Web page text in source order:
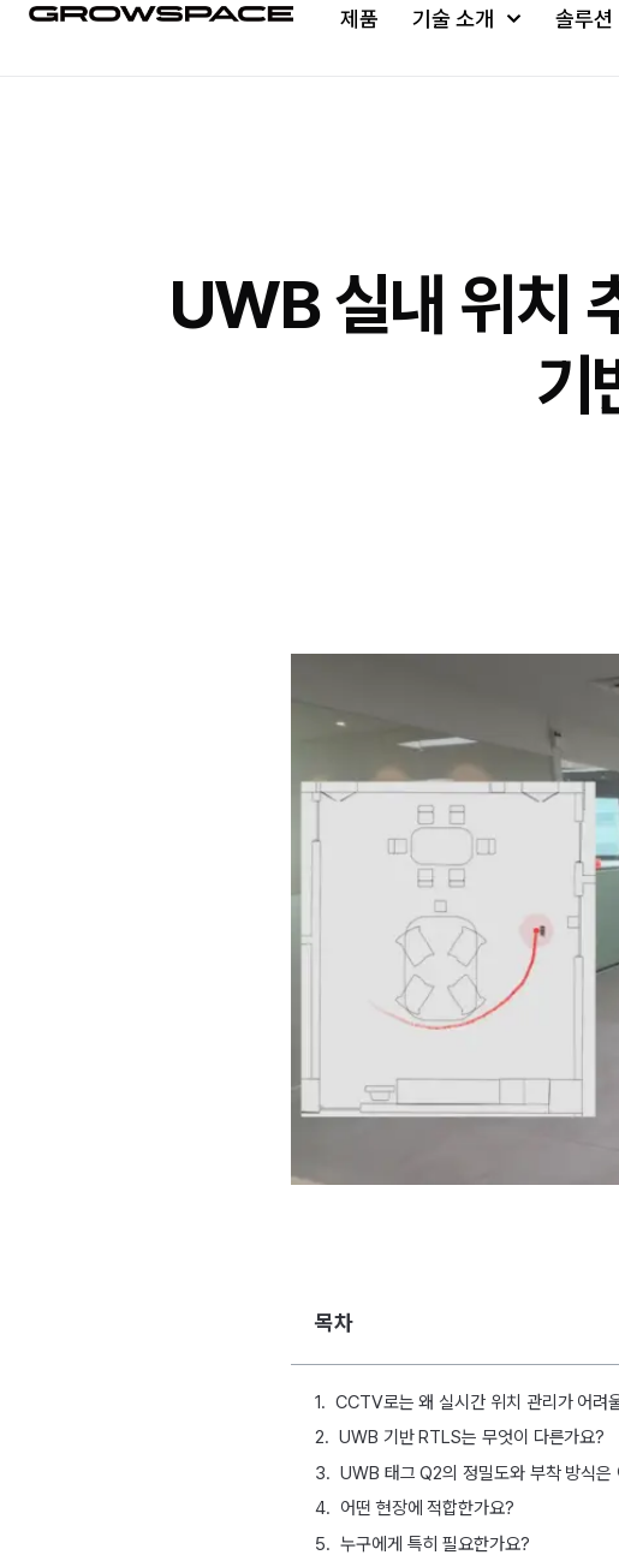
제품 기술 소개 솔루션
UWB 실내 위치
기
목차
CCTV로는 왜 실시간 위치 관리가 어려
UWB 기반 RTLS는 무엇이 다른가요?
UWB 태그 Q2의 정밀도와 부착 방식은
어떤 현장에 적합한가요?
누구에게 특히 필요한가요?